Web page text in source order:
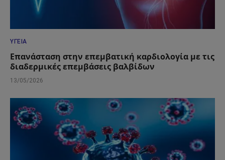
ΥΓΕΊΑ
Επανάσταση στην επεμβατική καρδιολογία με τις
διαδερμικές επεμβάσεις βαλβίδων
13/05/2026